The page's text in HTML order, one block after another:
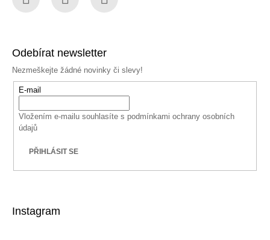
Odebírat newsletter
Nezmeškejte žádné novinky či slevy!
E-mail
Vložením e-mailu souhlasíte s podmínkami ochrany osobních
údajů
PŘIHLÁSIT SE
Instagram